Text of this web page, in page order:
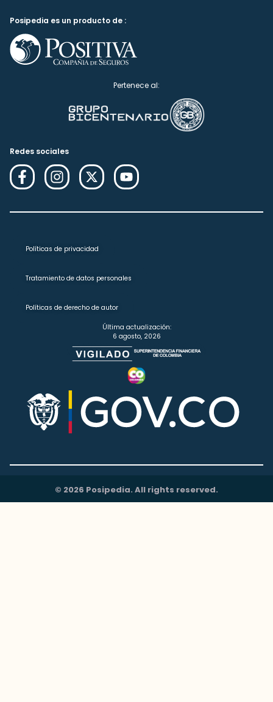
Posipedia es un producto de :
Pertenece al:
Redes sociales
Políticas de privacidad
Tratamiento de datos personales
Políticas de derecho de autor
Última actualización:
6 agosto, 2026
© 2026 Posipedia. All rights reserved.